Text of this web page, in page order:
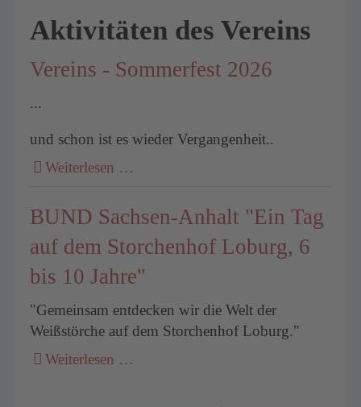
Aktivitäten des Vereins
Vereins - Sommerfest 2026
...
und schon ist es wieder Vergangenheit..
Weiterlesen …
BUND Sachsen-Anhalt "Ein Tag
auf dem Storchenhof Loburg, 6
bis 10 Jahre"
"Gemeinsam entdecken wir die Welt der
Weißstörche auf dem Storchenhof Loburg."
Weiterlesen …